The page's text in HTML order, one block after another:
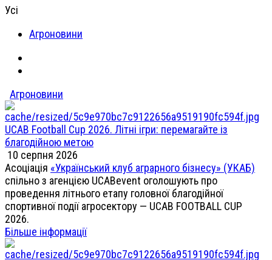
Усі
Агроновини
Агроновини
UCAB Football Cup 2026. Літні ігри: перемагайте із
благодійною метою
10 серпня 2026
Асоціація «Український клуб аграрного бізнесу» (УКАБ)
спільно з агенцією UCABevent оголошують про
проведення літнього етапу головної благодійної
спортивної події агросектору — UCAB FOOTBALL CUP
2026.
Більше інформації